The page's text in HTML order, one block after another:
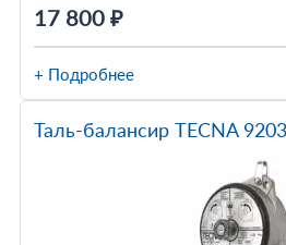
17 800 ₽
+ Подробнее
Таль-балансир TECNA 9203